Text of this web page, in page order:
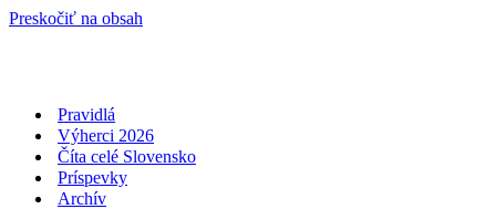
Preskočiť na obsah
Pravidlá
Výherci 2026
Číta celé Slovensko
Príspevky
Archív